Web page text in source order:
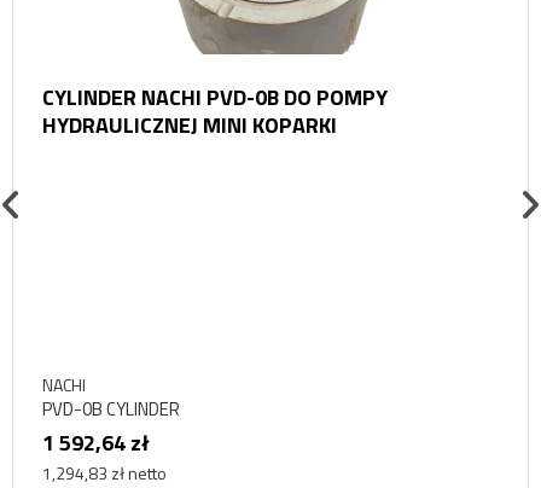
CYLINDER NACHI PVD-0B DO POMPY
HYDRAULICZNEJ MINI KOPARKI
NACHI
PVD-0B CYLINDER
1 592,64 zł
1,294,83 zł netto